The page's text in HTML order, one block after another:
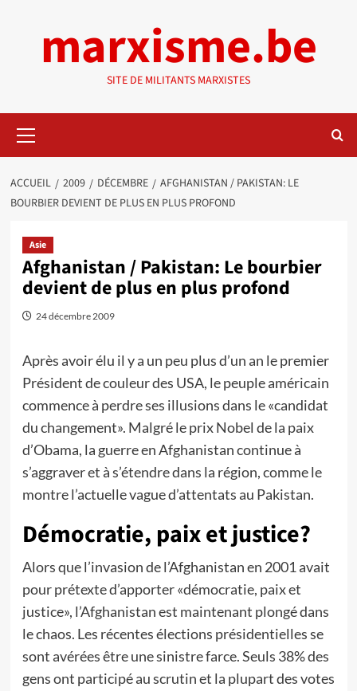
marxisme.be
SITE DE MILITANTS MARXISTES
principal
ACCUEIL 2009 DÉCEMBRE
AFGHANISTAN / PAKISTAN: LE
BOURBIER DEVIENT DE PLUS EN PLUS PROFOND
Asie
Afghanistan / Pakistan: Le bourbier
devient de plus en plus profond
24 décembre 2009
Après avoir élu il y a un peu plus d’un an le premier
Président de couleur des USA, le peuple américain
commence à perdre ses illusions dans le «candidat
du changement». Malgré le prix Nobel de la paix
d’Obama, la guerre en Afghanistan continue à
s’aggraver et à s’étendre dans la région, comme le
montre l’actuelle vague d’attentats au Pakistan.
Démocratie, paix et justice?
Alors que l’invasion de l’Afghanistan en 2001 avait
pour prétexte d’apporter «démocratie, paix et
justice», l’Afghanistan est maintenant plongé dans
le chaos. Les récentes élections présidentielles se
sont avérées être une sinistre farce. Seuls 38% des
gens ont participé au scrutin et la plupart des votes